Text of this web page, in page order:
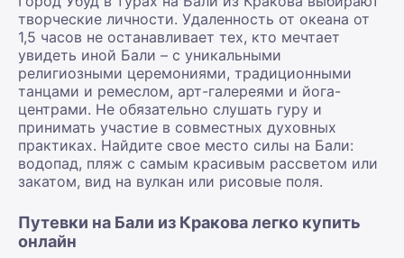
творческие личности. Удаленность от океана от
1,5 часов не останавливает тех, кто мечтает
увидеть иной Бали – с уникальными
религиозными церемониями, традиционными
танцами и ремеслом, арт-галереями и йога-
центрами. Не обязательно слушать гуру и
принимать участие в совместных духовных
практиках. Найдите свое место силы на Бали:
водопад, пляж с самым красивым рассветом или
закатом, вид на вулкан или рисовые поля.
Путевки на Бали из Кракова легко купить
онлайн